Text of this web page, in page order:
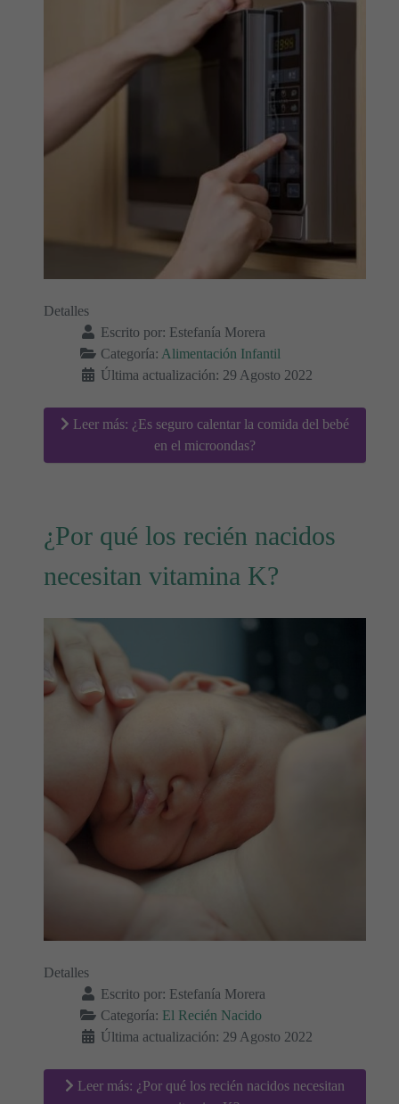
Detalles
Escrito por: Estefanía Morera
Categoría: Alimentación Infantil
Última actualización: 29 Agosto 2022
Leer más: ¿Es seguro calentar la comida del bebé
en el microondas?
¿Por qué los recién nacidos
necesitan vitamina K?
Detalles
Escrito por: Estefanía Morera
Categoría: El Recién Nacido
Última actualización: 29 Agosto 2022
Leer más: ¿Por qué los recién nacidos necesitan